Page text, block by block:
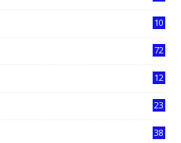
10
72
12
23
38